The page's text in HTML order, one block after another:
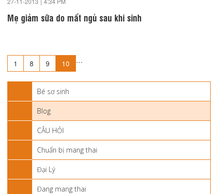
Mẹ giảm sữa do mất ngủ sau khi sinh
1 …
8 9 10
Bé sơ sinh
Blog
CÂU HỎI
Chuẩn bị mang thai
Đại Lý
Đang mang thai